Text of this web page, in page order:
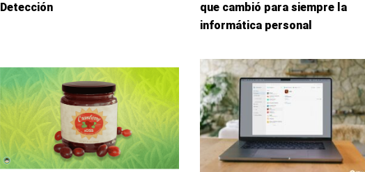
Detección
que cambió para siempre la
informática personal